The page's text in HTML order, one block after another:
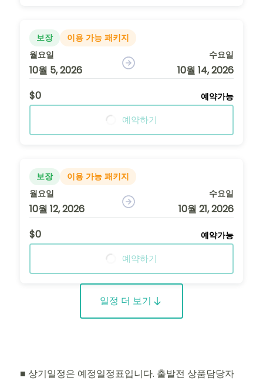
보장
이용 가능 패키지
월요일
10월 5, 2026
수요일
10월 14, 2026
$0
예약가능
예약하기
보장
이용 가능 패키지
월요일
10월 12, 2026
수요일
10월 21, 2026
$0
예약가능
예약하기
일정 더 보기
■ 상기일정은 예정일정표입니다. 출발전 상품담당자